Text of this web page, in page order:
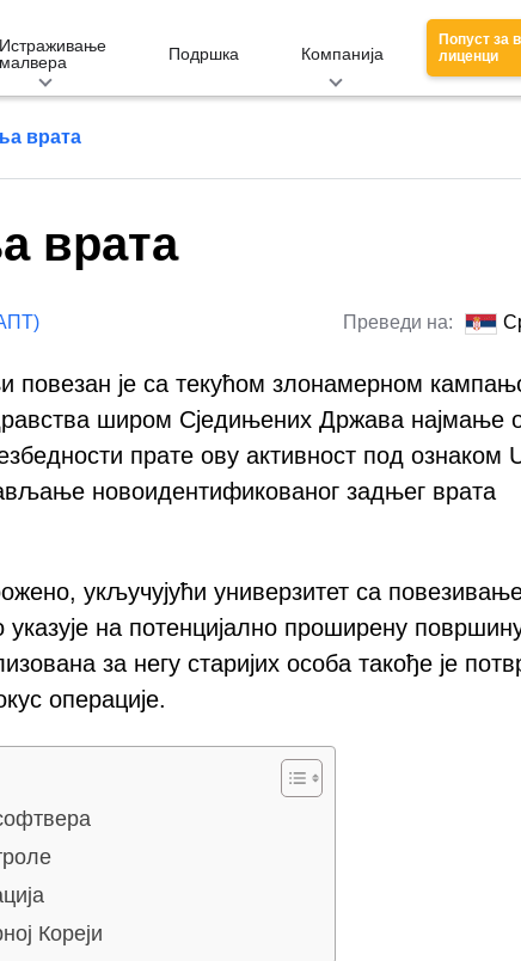
Истраживање
малвера
Подршка Компанија
Попуст за
лиценци
врата
врата
Преведи на:
повезан је са текућом злонамерном
широм Сједињених Држава најмање
прате ову активност под ознаком
новоидентификованог задњег врата
укључујући универзитет са
на потенцијално проширену
за негу старијих особа такође је
операције.
Кореји